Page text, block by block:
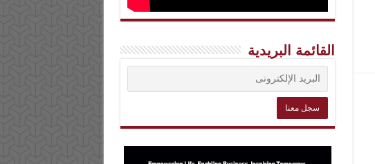
القائمة البريدية